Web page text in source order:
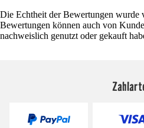
Die Echtheit der Bewertungen wurde
Bewertungen können auch von
nachweislich genutzt oder gekauft